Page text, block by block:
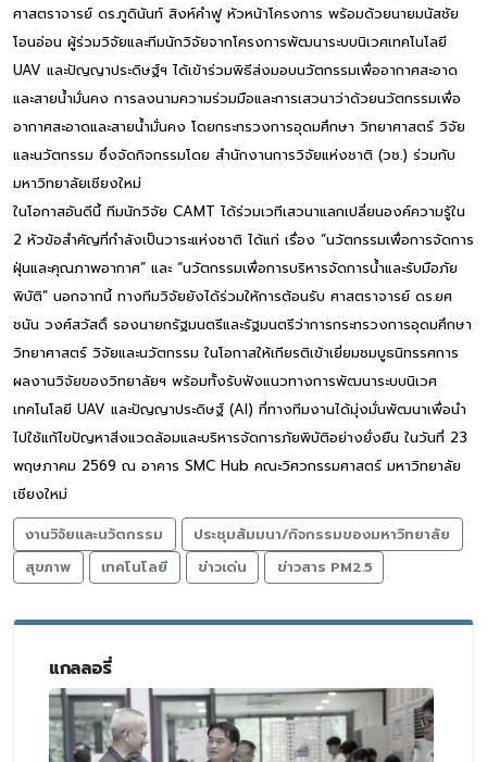
ศาสตราจารย์ ดร.ภูดินันท์ สิงห์คำฟู หัวหน้าโครงการ พร้อมด้วยนายมนัสชัย
โอนอ่อน ผู้ร่วมวิจัยและทีมนักวิจัยจากโครงการพัฒนาระบบนิเวศเทคโนโลยี
UAV และปัญญาประดิษฐ์ฯ ได้เข้าร่วมพิธีส่งมอบนวัตกรรมเพื่ออากาศสะอาด
และสายน้ำมั่นคง การลงนามความร่วมมือและการเสวนาว่าด้วยนวัตกรรมเพื่อ
อากาศสะอาดและสายน้ำมั่นคง โดยกระทรวงการอุดมศึกษา วิทยาศาสตร์ วิจัย
และนวัตกรรม ซึ่งจัดกิจกรรมโดย สำนักงานการวิจัยแห่งชาติ (วช.) ร่วมกับ
มหาวิทยาลัยเชียงใหม่
ในโอกาสอันดีนี้ ทีมนักวิจัย CAMT ได้ร่วมเวทีเสวนาแลกเปลี่ยนองค์ความรู้ใน
2 หัวข้อสำคัญที่กำลังเป็นวาระแห่งชาติ ได้แก่ เรื่อง “นวัตกรรมเพื่อการจัดการ
ฝุ่นและคุณภาพอากาศ” และ “นวัตกรรมเพื่อการบริหารจัดการน้ำและรับมือภัย
พิบัติ” นอกจากนี้ ทางทีมวิจัยยังได้ร่วมให้การต้อนรับ ศาสตราจารย์ ดร.ยศ
ชนัน วงศ์สวัสดิ์ รองนายกรัฐมนตรีและรัฐมนตรีว่าการกระทรวงการอุดมศึกษา
วิทยาศาสตร์ วิจัยและนวัตกรรม ในโอกาสให้เกียรติเข้าเยี่ยมชมบูธนิทรรศการ
ผลงานวิจัยของวิทยาลัยฯ พร้อมทั้งรับฟังแนวทางการพัฒนาระบบนิเวศ
เทคโนโลยี UAV และปัญญาประดิษฐ์ (AI) ที่ทางทีมงานได้มุ่งมั่นพัฒนาเพื่อนำ
ไปใช้แก้ไขปัญหาสิ่งแวดล้อมและบริหารจัดการภัยพิบัติอย่างยั่งยืน ในวันที่ 23
พฤษภาคม 2569 ณ อาคาร SMC Hub คณะวิศวกรรมศาสตร์ มหาวิทยาลัย
เชียงใหม่
งานวิจัยและนวัตกรรม
ประชุมสัมมนา/กิจกรรมของมหาวิทยาลัย
สุขภาพ
เทคโนโลยี ข่าวเด่น ข่าวสาร PM2.5
แกลลอรี่